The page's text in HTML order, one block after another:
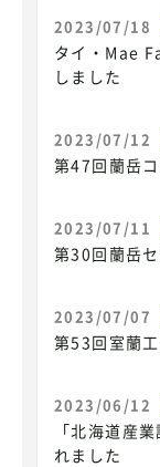
2023/07/18
タイ・Mae
しました
2023/07/12
第47回蘭岳
2023/07/11
第30回蘭岳
2023/07/07
第53回室蘭
2023/06/12
「北海道産
れました